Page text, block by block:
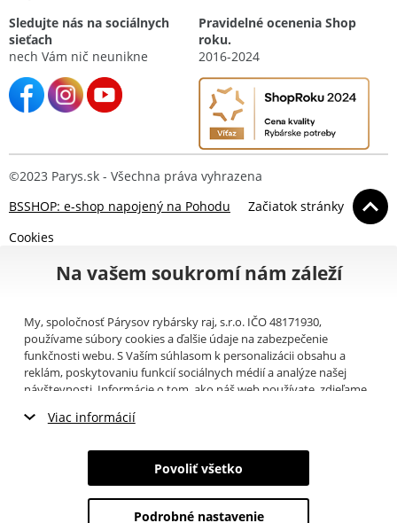
Sledujte nás na sociálnych
sieťach
nech Vám nič neunikne
Pravidelné ocenenia Shop
roku.
2016-2024
©2023 Parys.sk - Všechna práva vyhrazena
BSSHOP: e-shop napojený na Pohodu
Začiatok stránky
Cookies
Na vašem soukromí nám záleží
My, spoločnosť Párysov rybársky raj, s.r.o. IČO 48171930,
používame súbory cookies a ďalšie údaje na zabezpečenie
funkčnosti webu. S Vaším súhlasom k personalizácii obsahu a
reklám, poskytovaniu funkcií sociálnych médií a analýze našej
návštevnosti. Informácie o tom, ako náš web používate, zdieľame
(napríklad Google).Tu
informáciami, ktoré ste im poskytli alebo ktoré získali v dôsledku
toho, že používate ich služby. Tieto údaje zahŕňajú cookies, dáta z
ďalších úložísk, IP adresu a ďalšie informácie spojené s prezeraním
Viac informácií
Nevyhnutné cookies
Marketingové cookies
Povoliť všetko
Podrobné nastavenie